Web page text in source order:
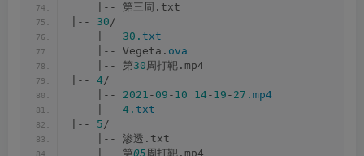
    |-- 第三周.txt
|-- 30 /
    |--
30. txt
    |-- Vegeta.
ova
    |-- 第
30周打靶.mp4
|-- 4/
    |--
2021 - 09 - 10 14- 19 - 27. mp4
    |--
4. txt
|-- 5 /
    |-- 渗透.txt
    |-- 第
05 周打靶.mp4